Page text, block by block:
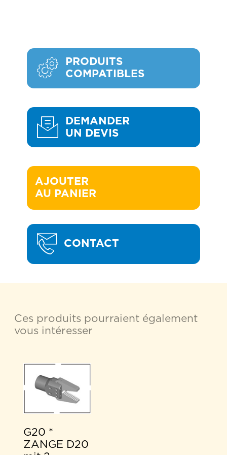
PRODUITS
COMPATIBLES
DEMANDER
UN DEVIS
AJOUTER
AU PANIER
CONTACT
Ces produits pourraient également
vous intéresser
G20 *
ZANGE D20